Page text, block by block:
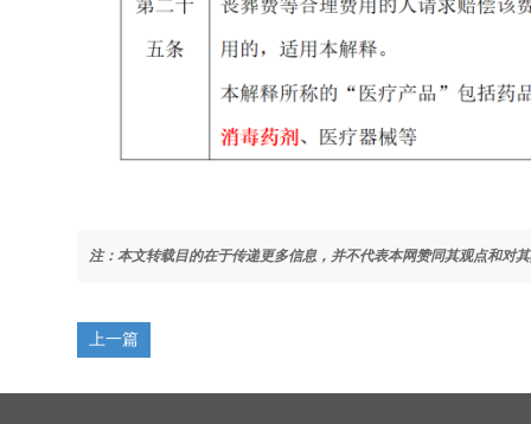
注：本文转载目的在于传递更多信息，并不代表本网赞同其观点和对
上一篇